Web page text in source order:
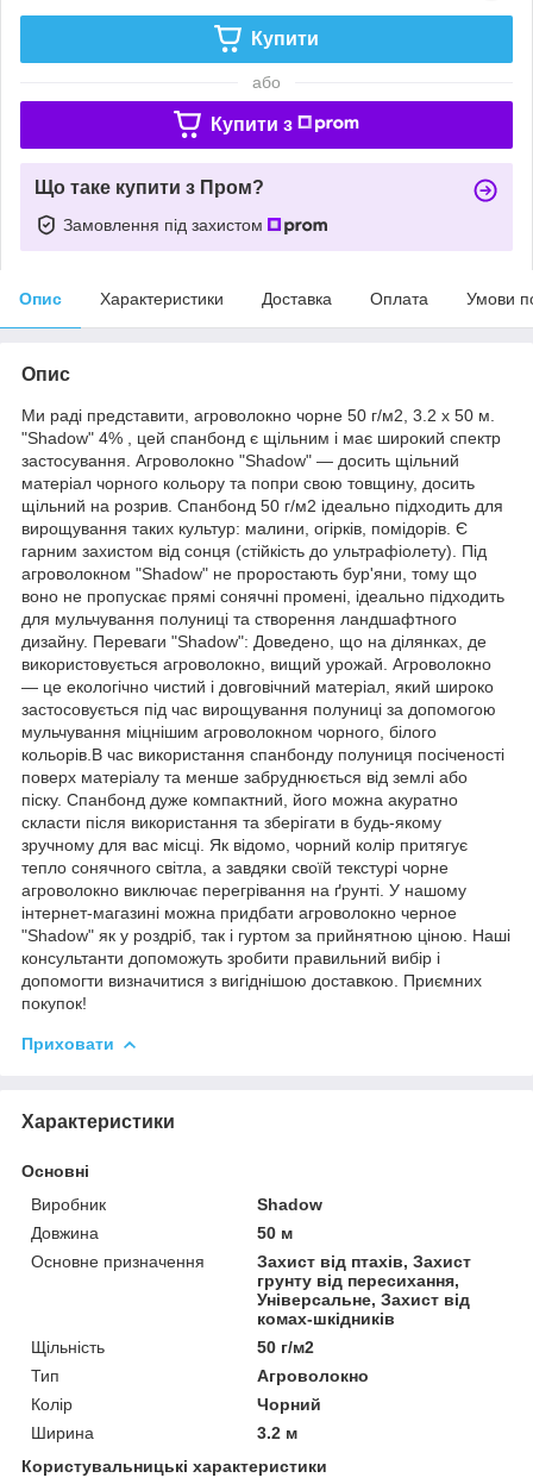
Купити
або
Купити з
Що таке купити з Пром?
Замовлення під захистом
Опис Характеристики Доставка Оплата Умови
Опис
Ми раді представити, агроволокно чорне 50 г/м2, 3.2 х 50 м.
"Shadow" 4% , цей спанбонд є щільним і має широкий спектр
застосування. Агроволокно "Shadow" — досить щільний
матеріал чорного кольору та попри свою товщину, досить
щільний на розрив. Спанбонд 50 г/м2 ідеально підходить для
вирощування таких культур: малини, огірків, помідорів. Є
гарним захистом від сонця (стійкість до ультрафіолету). Під
агроволокном "Shadow" не проростають бур'яни, тому що
воно не пропускає прямі сонячні промені, ідеально підходить
для мульчування полуниці та створення ландшафтного
дизайну. Переваги "Shadow": Доведено, що на ділянках, де
використовується агроволокно, вищий урожай. Агроволокно
— це екологічно чистий і довговічний матеріал, який широко
застосовується під час вирощування полуниці за допомогою
мульчування міцнішим агроволокном чорного, білого
кольорів.В час використання спанбонду полуниця посіченості
поверх матеріалу та менше забруднюється від землі або
піску. Спанбонд дуже компактний, його можна акуратно
скласти після використання та зберігати в будь-якому
зручному для вас місці. Як відомо, чорний колір притягує
тепло сонячного світла, а завдяки своїй текстурі чорне
агроволокно виключає перегрівання на ґрунті. У нашому
інтернет-магазині можна придбати агроволокно черное
"Shadow" як у роздріб, так і гуртом за прийнятною ціною. Наші
консультанти допоможуть зробити правильний вибір і
допомогти визначитися з вигіднішою доставкою. Приємних
покупок!
Приховати
Характеристики
Основні
Виробник
Shadow
Довжина
50 м
Основне призначення
Захист від птахів, Захист
грунту від пересихання,
Універсальне, Захист від
комах-шкідників
Щільність
50 г/м2
Тип
Агроволокно
Колір
Чорний
Ширина
3.2 м
Користувальницькі характеристики